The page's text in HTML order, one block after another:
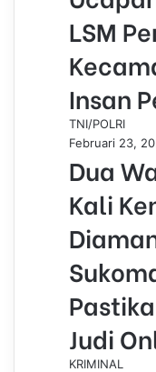
LSM
Insan
TNI/POLRI
Februari 23,
Dua
Kali
Judi
KRIMINAL